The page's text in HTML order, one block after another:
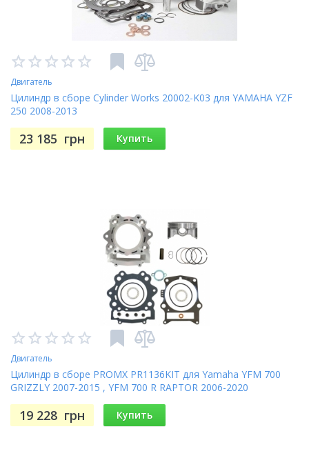
Двигатель
Цилиндр в сборе Cylinder Works 20002-K03 для YAMAHA YZF
250 2008-2013
23 185 грн Купить
Двигатель
Цилиндр в сборе PROMX PR1136KIT для Yamaha YFM 700
GRIZZLY 2007-2015 , YFM 700 R RAPTOR 2006-2020
19 228 грн Купить